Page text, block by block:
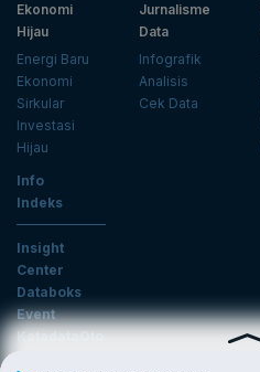
Ekonomi
Hijau
Energi Baru
Ekonomi
Sirkular
Investasi
Hijau
Jurnalisme
Data
Infografik
Analisis
Cek Data
Info
Indeks
Insight
Center
Databoks
Event
KatadataOto